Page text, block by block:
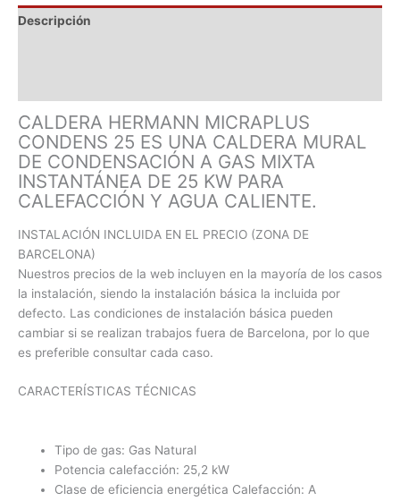
Descripción
CALDERA HERMANN MICRAPLUS
CONDENS 25 ES UNA CALDERA MURAL
DE CONDENSACIÓN A GAS MIXTA
INSTANTÁNEA DE 25 KW PARA
CALEFACCIÓN Y AGUA CALIENTE.
INSTALACIÓN INCLUIDA EN EL PRECIO (ZONA DE
BARCELONA)
Nuestros precios de la web incluyen en la mayoría de los casos
la instalación, siendo la instalación básica la incluida por
defecto. Las condiciones de instalación básica pueden
cambiar si se realizan trabajos fuera de Barcelona, por lo que
es preferible consultar cada caso.
CARACTERÍSTICAS TÉCNICAS
Tipo de gas: Gas Natural
Potencia calefacción: 25,2 kW
Clase de eficiencia energética Calefacción: A